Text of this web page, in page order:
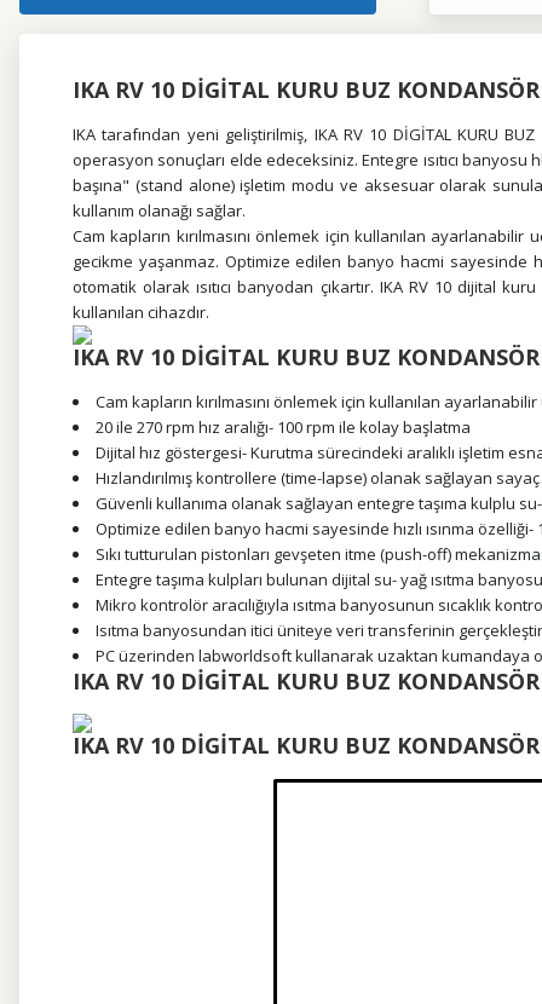
IKA RV 10 DİGİTAL KURU BUZ
IKA tarafından yeni geliştirilmiş, IKA RV 10 DİGİTAL KURU
operasyon sonuçları elde edeceksiniz. Entegre ısıtıcı
başına" (stand alone) işletim modu ve aksesuar olarak
kullanım olanağı sağlar.
Cam kapların kırılmasını önlemek için kullanılan
gecikme yaşanmaz. Optimize edilen banyo hacmi sayesinde
otomatik olarak ısıtıcı banyodan çıkartır. IKA RV 10 dijital
kullanılan cihazdır.
IKA RV 10 DİGİTAL KURU BUZ
Cam kapların kırılmasını önlemek için kullanılan
20 ile 270 rpm hız aralığı- 100 rpm ile kolay başlatma
Dijital hız göstergesi- Kurutma sürecindeki aralıklı işletim
Hızlandırılmış kontrollere (time-lapse) olanak sağlayan
Güvenli kullanıma olanak sağlayan entegre taşıma kulplu
Optimize edilen banyo hacmi sayesinde hızlı ısınma özelliği-
Sıkı tutturulan pistonları gevşeten itme (push-off)
Entegre taşıma kulpları bulunan dijital su- yağ ısıtma banyosu
Mikro kontrolör aracılığıyla ısıtma banyosunun sıcaklık
Isıtma banyosundan itici üniteye veri transferinin
PC üzerinden labworldsoft kullanarak uzaktan kumandaya
IKA RV 10 DİGİTAL KURU BUZ
IKA RV 10 DİGİTAL KURU BUZ